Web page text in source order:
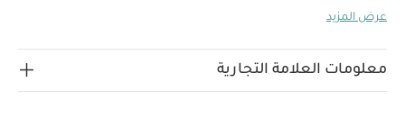
قطعة واحدة بتصميمات ونقشات متناسقة وأكمام طويلة؛
بنقشة زهور وياقة بكشكش من القماش نفسه، بينما تتميز
عرض المزيد
معلومات العلامة التجارية